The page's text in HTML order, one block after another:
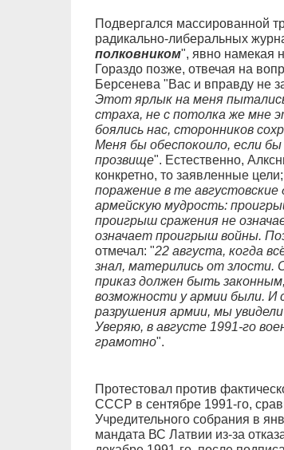
Подвергался массированной
радикально-либеральных
полковником", явно намекая
Гораздо позже, отвечая на
Берсенева "Вас и вправду не
Этот ярлык на меня
страха, не с потолка же мне
боялись нас, сторонников
Меня бы обеспокоило, если
прозвище". Естественно,
конкретно, то заявленные
поражение в те
армейскую мудрость:
проигрыш сражения не
означает проигрыш войны.
отмечал: "22 августа, когда
знал, матерились от
приказ должен быть
возможности у армии были. И
разрушения армии, мы
Уверяю, в августе 1991-го
грамотно".
Протестовал против
СССР в сентябре 1991-го,
Учредительного собрания в
мандата ВС Латвии из-за